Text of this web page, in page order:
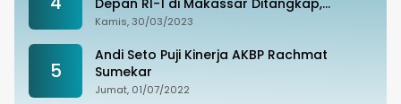
Ternyata Joki Balapan Liar
Kamis, 30/03/2023
5
Andi Seto Puji Kinerja AKBP Rachmat
Sumekar
Jumat, 01/07/2022